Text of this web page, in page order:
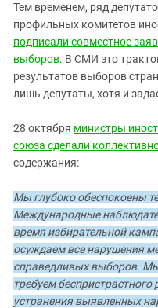
Тем временем, ряд
профильных комитетов
подписали совместное
выборов. В СМИ это
результатов выборов
лишь депутаты, хотя и
28 октября министры
союза сделали
содержания:
Мы глубоко обеспокоены
Международные
время избирательной
осуждаем все нарушения
справедливых выборов.
требуем
устранения выявленных